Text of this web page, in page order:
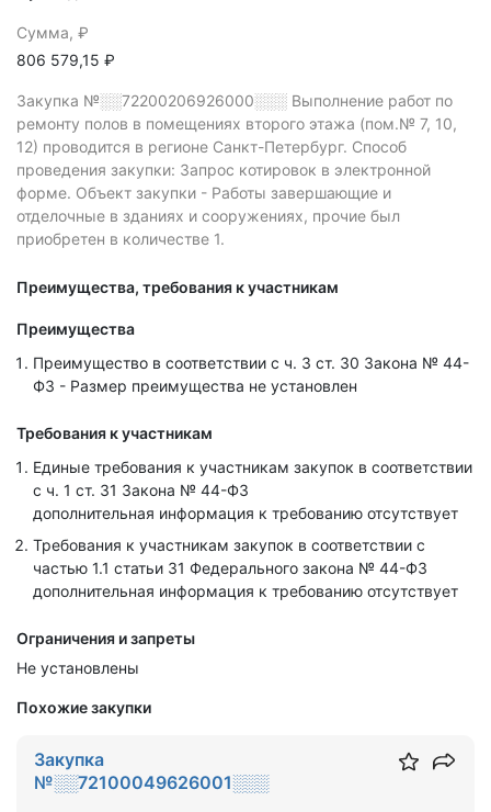
Сумма, ₽
806 579,15 ₽
Закупка №░░72200206926000░░░ Выполнение работ по
ремонту полов в помещениях второго этажа (пом.№ 7, 10,
12) проводится в регионе Санкт-Петербург. Способ
проведения закупки: Запрос котировок в электронной
форме. Объект закупки - Работы завершающие и
отделочные в зданиях и сооружениях, прочие был
приобретен в количестве 1.
Преимущества, требования к участникам
Преимущества
Преимущество в соответствии с ч. 3 ст. 30 Закона № 44-
ФЗ - Размер преимущества не установлен
Требования к участникам
Единые требования к участникам закупок в соответствии
с ч. 1 ст. 31 Закона № 44-ФЗ
дополнительная информация к требованию отсутствует
Требования к участникам закупок в соответствии с
частью 1.1 статьи 31 Федерального закона № 44-ФЗ
дополнительная информация к требованию отсутствует
Ограничения и запреты
Не установлены
Похожие закупки
Закупка
№░░72100049626001░░░